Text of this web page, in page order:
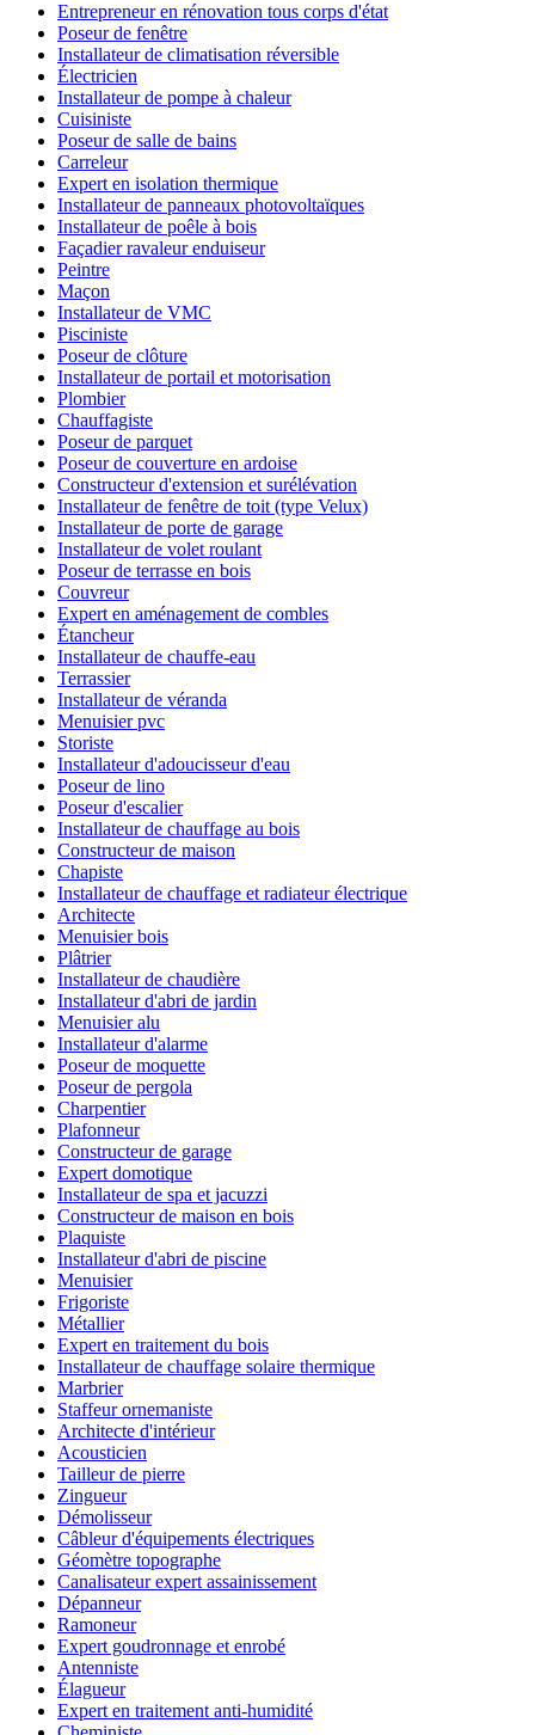
Entrepreneur en rénovation tous corps d'état
Poseur de fenêtre
Installateur de climatisation réversible
Électricien
Installateur de pompe à chaleur
Cuisiniste
Poseur de salle de bains
Carreleur
Expert en isolation thermique
Installateur de panneaux photovoltaïques
Installateur de poêle à bois
Façadier ravaleur enduiseur
Peintre
Maçon
Installateur de VMC
Pisciniste
Poseur de clôture
Installateur de portail et motorisation
Plombier
Chauffagiste
Poseur de parquet
Poseur de couverture en ardoise
Constructeur d'extension et surélévation
Installateur de fenêtre de toit (type Velux)
Installateur de porte de garage
Installateur de volet roulant
Poseur de terrasse en bois
Couvreur
Expert en aménagement de combles
Étancheur
Installateur de chauffe-eau
Terrassier
Installateur de véranda
Menuisier pvc
Storiste
Installateur d'adoucisseur d'eau
Poseur de lino
Poseur d'escalier
Installateur de chauffage au bois
Constructeur de maison
Chapiste
Installateur de chauffage et radiateur électrique
Architecte
Menuisier bois
Plâtrier
Installateur de chaudière
Installateur d'abri de jardin
Menuisier alu
Installateur d'alarme
Poseur de moquette
Poseur de pergola
Charpentier
Plafonneur
Constructeur de garage
Expert domotique
Installateur de spa et jacuzzi
Constructeur de maison en bois
Plaquiste
Installateur d'abri de piscine
Menuisier
Frigoriste
Métallier
Expert en traitement du bois
Installateur de chauffage solaire thermique
Marbrier
Staffeur ornemaniste
Architecte d'intérieur
Acousticien
Tailleur de pierre
Zingueur
Démolisseur
Câbleur d'équipements électriques
Géomètre topographe
Canalisateur expert assainissement
Dépanneur
Ramoneur
Expert goudronnage et enrobé
Antenniste
Élagueur
Expert en traitement anti-humidité